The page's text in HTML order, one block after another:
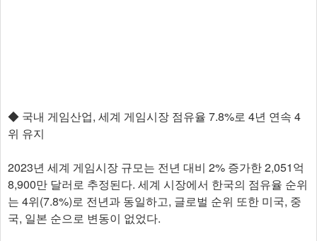
◆ 국내 게임산업, 세계 게임시장 점유율 7.8%로 4년 연속 4
위 유지
2023년 세계 게임시장 규모는 전년 대비 2% 증가한 2,051억
8,900만 달러로 추정된다. 세계 시장에서 한국의 점유율 순위
는 4위(7.8%)로 전년과 동일하고, 글로벌 순위 또한 미국, 중
국, 일본 순으로 변동이 없었다.